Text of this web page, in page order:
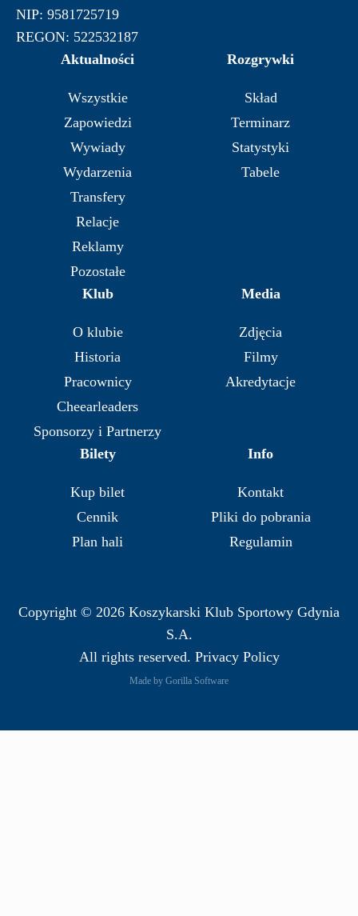
NIP: 9581725719
REGON: 522532187
Aktualności
Wszystkie
Zapowiedzi
Wywiady
Wydarzenia
Transfery
Relacje
Reklamy
Pozostałe
Rozgrywki
Skład
Terminarz
Statystyki
Tabele
Klub
O klubie
Historia
Pracownicy
Cheearleaders
Sponsorzy i Partnerzy
Media
Zdjęcia
Filmy
Akredytacje
Bilety
Kup bilet
Cennik
Plan hali
Info
Kontakt
Pliki do pobrania
Regulamin
Copyright © 2026 Koszykarski Klub Sportowy Gdynia
S.A.
All rights reserved. Privacy Policy
Made by Gorilla Software